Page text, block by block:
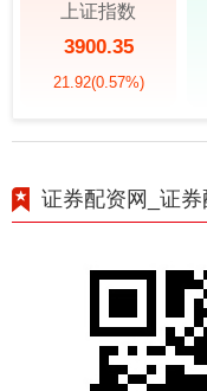
上证指数
3900.35
21.92(0.57%)
证券配资网_证